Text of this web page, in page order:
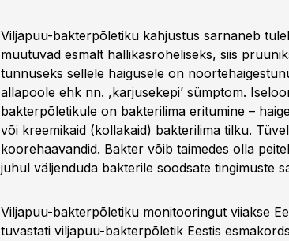
Viljapuu-bakterpõletiku kahjustus sarnaneb
muutuvad esmalt hallikasroheliseks, siis
tunnuseks sellele haigusele on
allapoole ehk nn. ,karjusekepi’ sümptom.
bakterpõletikule on bakterilima eritumine –
või kreemikaid (kollakaid) bakterilima tilku.
koorehaavandid. Bakter võib taimedes olla
juhul väljenduda bakterile soodsate tingimuste
Viljapuu-bakterpõletiku monitooringut viiakse
tuvastati viljapuu-bakterpõletik Eestis